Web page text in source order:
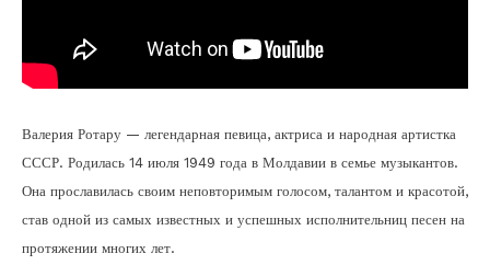
Валерия Ротару — легендарная певица, актриса и народная артистка
СССР. Родилась 14 июля 1949 года в Молдавии в семье музыкантов.
Она прославилась своим неповторимым голосом, талантом и красотой,
став одной из самых известных и успешных исполнительниц песен на
протяжении многих лет.